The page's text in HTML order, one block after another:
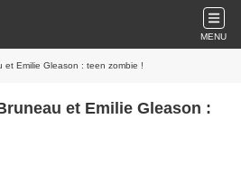
MENU
et Emilie Gleason : teen zombie !
et Emilie Gleason :